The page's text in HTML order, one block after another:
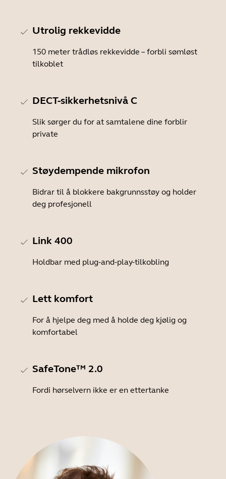
Utrolig rekkevidde
150 meter trådløs rekkevidde – forbli sømløst
tilkoblet
DECT-sikkerhetsnivå C
Slik sørger du for at samtalene dine forblir
private
Støydempende mikrofon
Bidrar til å blokkere bakgrunnsstøy og holder
deg profesjonell
Link 400
Holdbar med plug-and-play-tilkobling
Lett komfort
For å hjelpe deg med å holde deg kjølig og
komfortabel
SafeTone™ 2.0
Fordi hørselvern ikke er en ettertanke